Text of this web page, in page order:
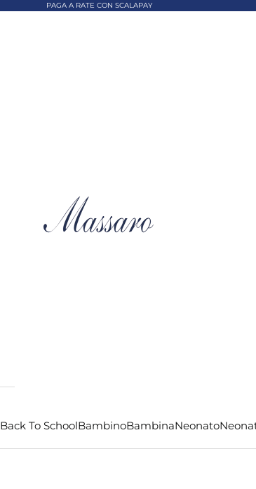
PAGA A RATE CON SCALAPAY
MASSARO ABBIGLIAMENTO
Back To SchoolBambinoBambinaNeonato